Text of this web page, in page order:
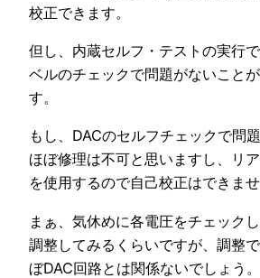
校正できます。
但し、内蔵セルフ・テストの実行
ベルのチェックで問題がないこと
す。
もし、DACのセルフチェックで問
ほぼ修理は不可と思いますし、リ
を使用するので自己校正はできませ
まぁ、気休めに各電圧をチェック
調整してみるくらいですが、調整
ぼDAC回路とは関係ないでしょう。